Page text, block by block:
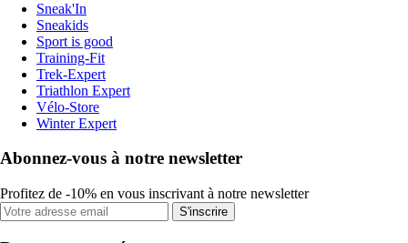
Sneak'In
Sneakids
Sport is good
Training-Fit
Trek-Expert
Triathlon Expert
Vélo-Store
Winter Expert
Abonnez-vous à notre newsletter
Profitez de -10% en vous inscrivant à notre newsletter
S'inscrire